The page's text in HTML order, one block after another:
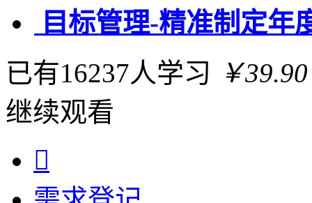
目标管理-精准制定年
已有16237人学习 ￥39.90
继续观看
